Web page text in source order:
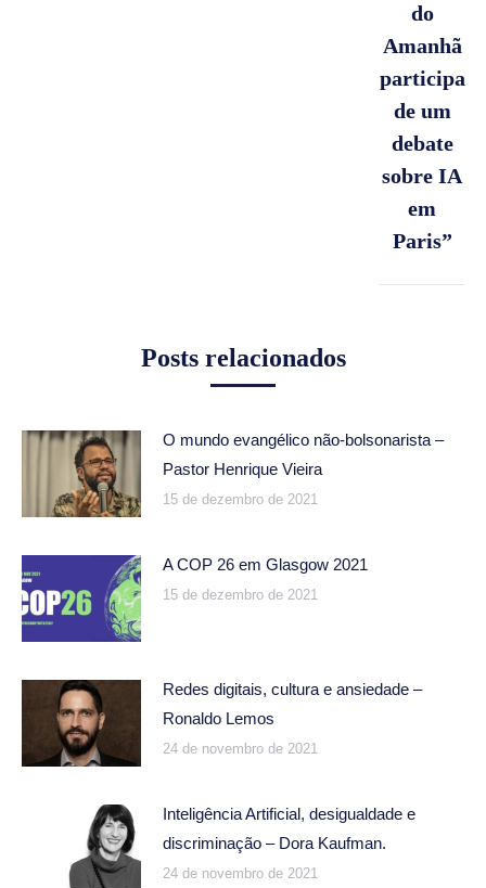
Próximo
post:
do
Amanhã
participa
de um
debate
sobre IA
em
Paris”
Posts relacionados
O mundo evangélico não-bolsonarista –
Pastor Henrique Vieira
15 de dezembro de 2021
A COP 26 em Glasgow 2021
15 de dezembro de 2021
Redes digitais, cultura e ansiedade –
Ronaldo Lemos
24 de novembro de 2021
Inteligência Artificial, desigualdade e
discriminação – Dora Kaufman.
24 de novembro de 2021